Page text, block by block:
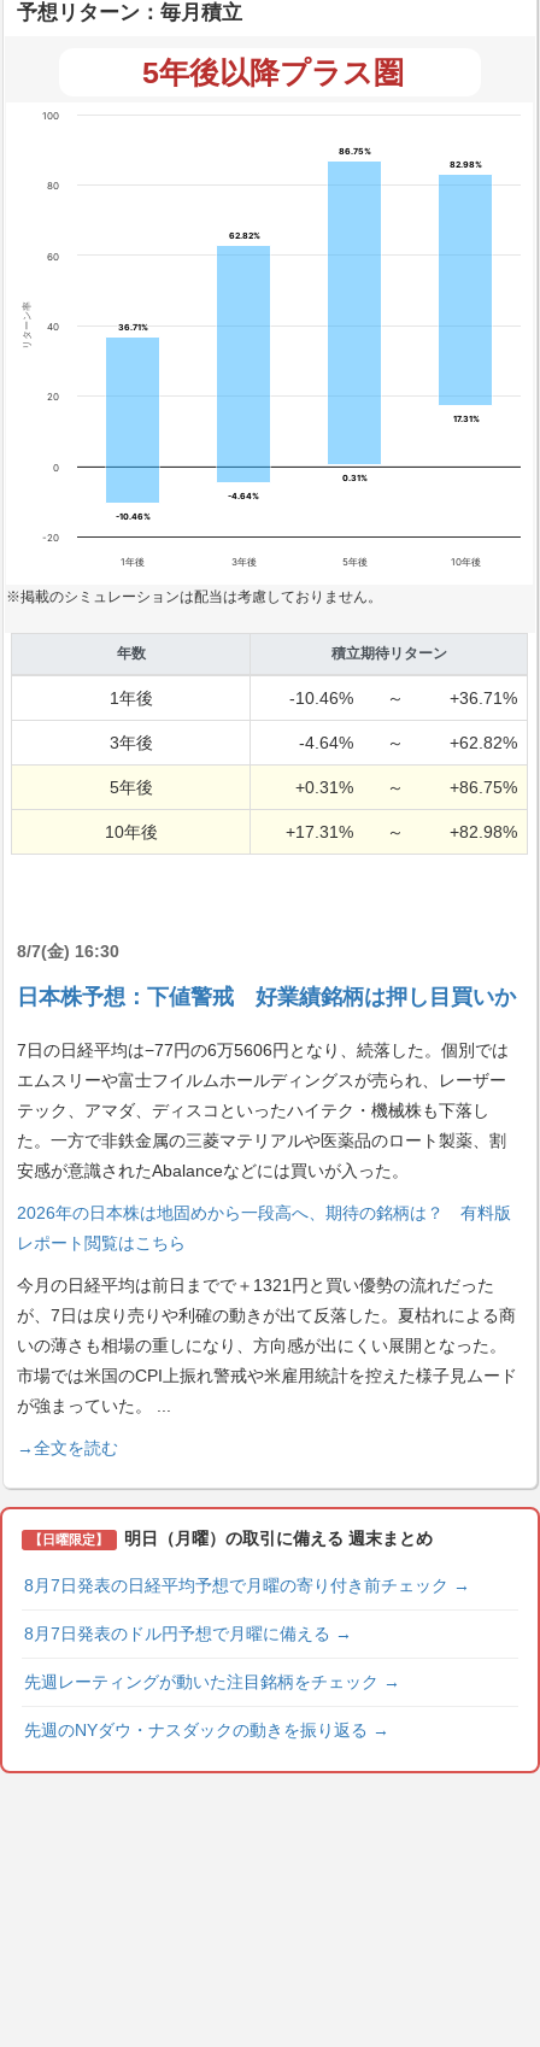
予想リターン：毎月積立
5年後以降プラス圏
リターン率 36.71%
36.71%
62.82%
62.82%
86.75%
86.75%
82.98%
82.98%
-10.46%
-10.46%
-4.64%
-4.64%
0.31%
0.31%
17.31%
17.31%
1年後 3年後 5年後 10年後
-20
0
20
40
60
80
100
※掲載のシミュレーションは配当は考慮しておりません。
年数 積立期待リターン
1年後 -10.46% ～ +36.71%
3年後 -4.64% ～ +62.82%
5年後 +0.31% ～ +86.75%
10年後 +17.31% ～ +82.98%
8/7(金) 16:30
日本株予想：下値警戒 好業績銘柄は押し目買いか
7日の日経平均は−77円の6万5606円となり、続落した。個別では
エムスリーや富士フイルムホールディングスが売られ、レーザー
テック、アマダ、ディスコといったハイテク・機械株も下落し
た。一方で非鉄金属の三菱マテリアルや医薬品のロート製薬、割
安感が意識されたAbalanceなどには買いが入った。
2026年の日本株は地固めから一段高へ、期待の銘柄は？ 有料版
レポート閲覧はこちら
今月の日経平均は前日までで＋1321円と買い優勢の流れだった
が、7日は戻り売りや利確の動きが出て反落した。夏枯れによる商
いの薄さも相場の重しになり、方向感が出にくい展開となった。
市場では米国のCPI上振れ警戒や米雇用統計を控えた様子見ムード
が強まっていた。
→全文を読む
【日曜限定】 明日（月曜）の取引に備える 週末まとめ
8月7日発表の日経平均予想で月曜の寄り付き前チェック →
8月7日発表のドル円予想で月曜に備える →
先週レーティングが動いた注目銘柄をチェック →
先週のNYダウ・ナスダックの動きを振り返る →